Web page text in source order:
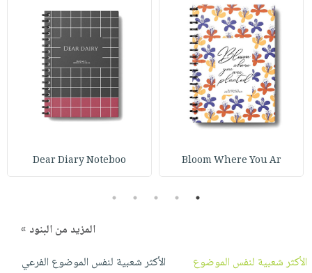
انشر
كتابك
تواصل
معنا
Bloom Where You Ar
Dear Diary Noteboo
1
2
3
4
5
المزيد من البنود »
الأكثر شعبية لنفس الموضوع
الأكثر شعبية لنفس الموضوع الفرعي